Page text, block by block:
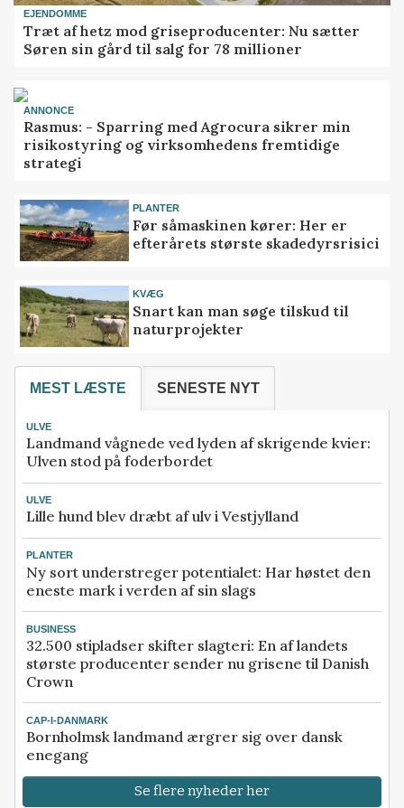
EJENDOMME
Træt af hetz mod griseproducenter: Nu sætter
Søren sin gård til salg for 78 millioner
ANNONCE
Rasmus: - Sparring med Agrocura sikrer min
risikostyring og virksomhedens fremtidige
strategi
PLANTER
Før såmaskinen kører: Her er
efterårets største skadedyrsrisici
KVÆG
Snart kan man søge tilskud til
naturprojekter
MEST LÆSTE SENESTE NYT
ULVE
Landmand vågnede ved lyden af skrigende kvier:
Ulven stod på foderbordet
ULVE
Lille hund blev dræbt af ulv i Vestjylland
PLANTER
Ny sort understreger potentialet: Har høstet den
eneste mark i verden af sin slags
BUSINESS
32.500 stipladser skifter slagteri: En af landets
største producenter sender nu grisene til Danish
Crown
CAP-I-DANMARK
Bornholmsk landmand ærgrer sig over dansk
enegang
Se flere nyheder her